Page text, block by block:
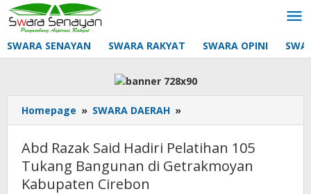
Lewati
ke
konten
SWARA SENAYAN SWARA RAKYAT SWARA OPINI
Homepage » SWARA DAERAH »
Razak
Hadiri
Pelatihan
Abd Razak Said Hadiri Pelatihan 105
Tukang Bangunan di Getrakmoyan
Kabupaten Cirebon